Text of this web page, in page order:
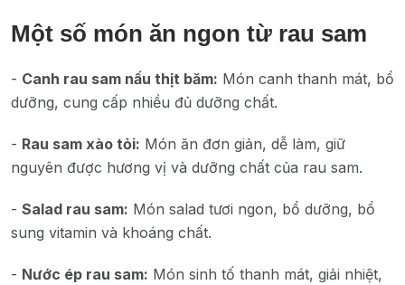
Một số món ăn ngon từ rau sam
- Canh rau sam nấu thịt băm: Món canh thanh mát, bổ
dưỡng, cung cấp nhiều đủ dưỡng chất.
- Rau sam xào tỏi: Món ăn đơn giản, dễ làm, giữ
nguyên được hương vị và dưỡng chất của rau sam.
- Salad rau sam: Món salad tươi ngon, bổ dưỡng, bổ
sung vitamin và khoáng chất.
- Nước ép rau sam: Món sinh tố thanh mát, giải nhiệt,